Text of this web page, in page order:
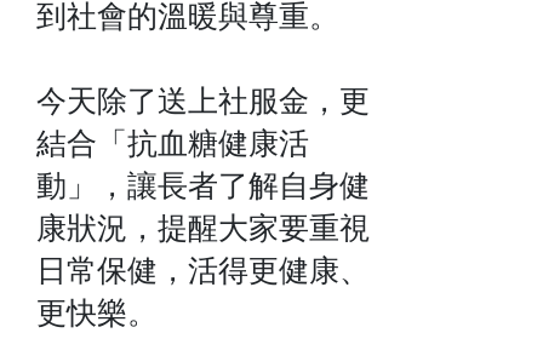
到社會的溫暖與尊重。
今天除了送上社服金，更
結合「抗血糖健康活
動」，讓長者了解自身健
康狀況，提醒大家要重視
日常保健，活得更健康、
更快樂。